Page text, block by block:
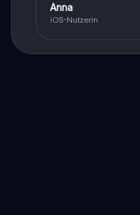
Anna
iOS-Nutzerin